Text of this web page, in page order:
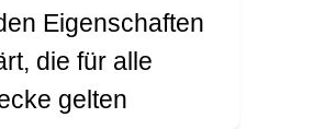
Eigenschaften
die für alle
gelten